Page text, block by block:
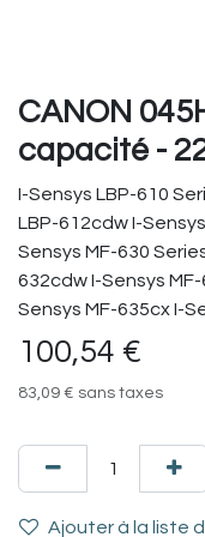
CANON
capacité -
I-Sensys LBP-610
LBP-612cdw I-
Sensys MF-630
632cdw I-Sensys
Sensys MF-635cx I-
100,54 €
83,09 € sans taxes
Ajouter à la liste